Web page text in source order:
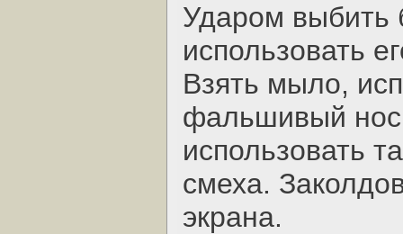
Ударом выбить
использовать
Взять мыло,
фальшивый
использовать
смеха.
экрана.